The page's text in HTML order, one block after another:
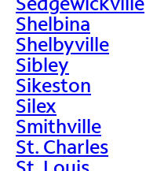
Shelbina
Shelbyville
Sibley
Sikeston
Silex
Smithville
St. Charles